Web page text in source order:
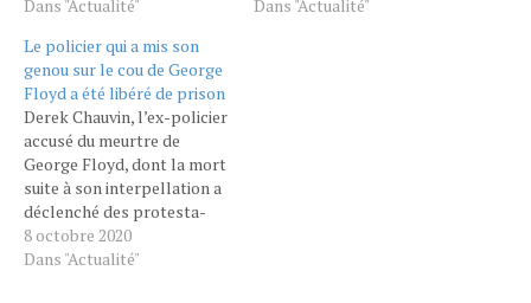
mardi 20 avril que l'ancien
coupable de "meurtre",
d'"homicide involontaire" et
de "violences volontaires
ayant entraîné la mort" de
l'Afro-Américain,…
Dans "Actualité"
tant attendu dans cette
Dans "Actualité"
Le poli­cier qui a mis son
genou sur le cou de George
Floyd a été libéré de prison
Derek Chau­vin, l’ex-poli­cier
accusé du meurtre de
George Floyd, dont la mort
suite à son inter­pel­la­tion a
déclen­ché des protes­ta­
tions contre la bruta­lité
poli­cière et le racisme aux
8 octobre 2020
Dans "Actualité"